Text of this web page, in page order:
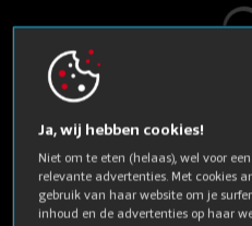
Mobile
uitgelicht
Ja, wij hebben cookies!
Niet om te eten (helaas), wel voor
relevante advertenties. Met cookies
gebruik van haar website om je
inhoud en de advertenties op haar